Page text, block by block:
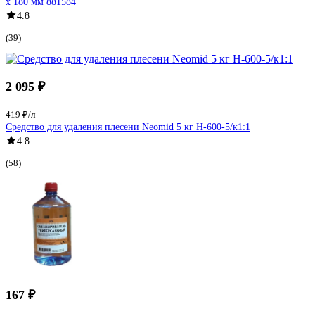
4.8
(39)
2 095 ₽
419 ₽/л
Средство для удаления плесени Neomid 5 кг Н-600-5/к1:1
4.8
(58)
167 ₽